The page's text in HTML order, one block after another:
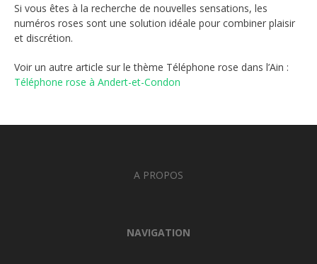
Si vous êtes à la recherche de nouvelles sensations, les
numéros roses sont une solution idéale pour combiner plaisir
et discrétion.
Voir un autre article sur le thème Téléphone rose dans l’Ain :
Téléphone rose à Andert-et-Condon
A PROPOS
NAVIGATION